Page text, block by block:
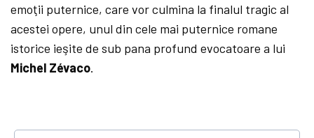
emoţii puternice, care vor culmina la finalul tragic al
acestei opere, unul din cele mai puternice romane
istorice ieşite de sub pana profund evocatoare a lui
Michel Zévaco.